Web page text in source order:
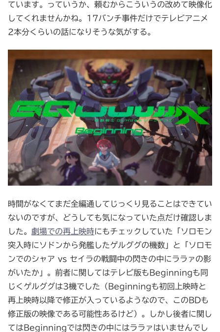
ています。っていうか、頼むからこういうの改めて映像化
してくれませんかね。17バンチ事件だけでテレビアニメ
2本分くらいの話になりそうな気がする。
時間がなくてまだ全編通してじっくり見ることはできてい
ないのですが、どうしても気になっていた点だけ確認しま
した。 劇場での再上映時にもチェックしていた「ソロモン
突入時にソドンから発艦したゲルググの機数」と「ソロモ
ンでのシャア vs セイラの戦闘中の閃きの中にララァの影
がいたか」。前者に関してはテレビ版もBeginningも同
じくゲルググは3機でした（Beginningも初回上映時と
再上映時以降で修正が入っているようなので、このBDも
修正版の映像である可能性あるけど）。しかし後者に関し
てはBeginningでは閃きの中にはララァはいませんでし